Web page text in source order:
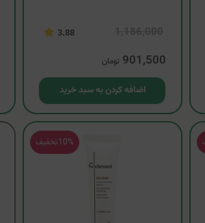
3.88
901,500 تومان
اضافه کردن به سبد خرید
10%تخفیف